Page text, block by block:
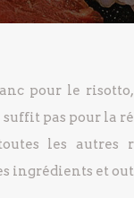
pour le
suffit pas pour la
les autres
ingrédients et